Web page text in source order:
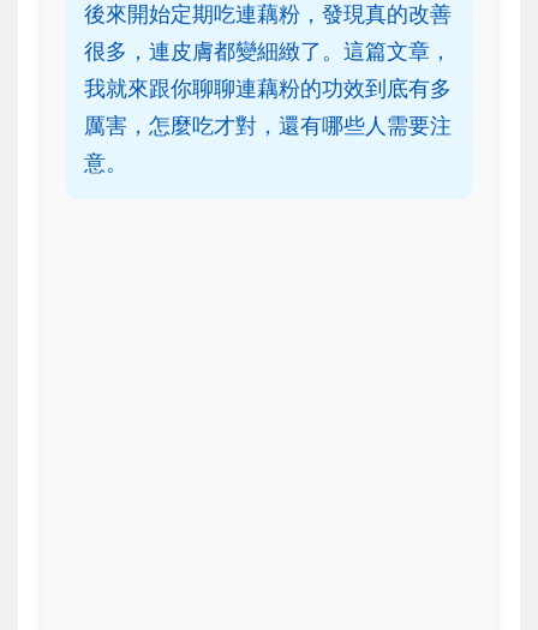
後來開始定期吃連藕粉，發現真的改善
很多，連皮膚都變細緻了。這篇文章，
我就來跟你聊聊連藕粉的功效到底有多
厲害，怎麼吃才對，還有哪些人需要注
意。